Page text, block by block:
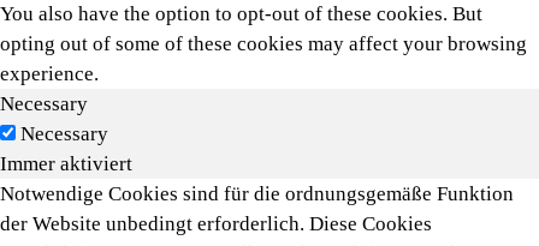
You also have the option to opt-out of these cookies. But
opting out of some of these cookies may affect your browsing
experience.
Necessary
Necessary
Immer aktiviert
Notwendige Cookies sind für die ordnungsgemäße Funktion
der Website unbedingt erforderlich. Diese Cookies